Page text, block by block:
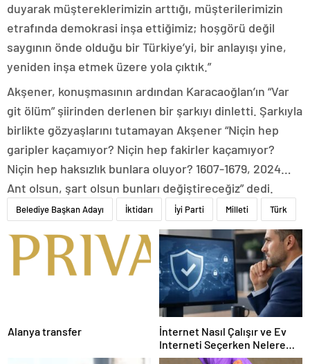
duyarak müştereklerimizin arttığı, müşterilerimizin
etrafında demokrasi inşa ettiğimiz; hoşgörü değil
saygının önde olduğu bir Türkiye’yi, bir anlayışı yine,
yeniden inşa etmek üzere yola çıktık.”
Akşener, konuşmasının ardından Karacaoğlan’ın “Var
git ölüm” şiirinden derlenen bir şarkıyı dinletti. Şarkıyla
birlikte gözyaşlarını tutamayan Akşener “Niçin hep
garipler kaçamıyor? Niçin hep fakirler kaçamıyor?
Niçin hep haksızlık bunlara oluyor? 1607-1679, 2024…
Ant olsun, şart olsun bunları değiştireceğiz” dedi.
Belediye Başkan Adayı İktidarı İyi Parti Milleti Türk
Alanya transfer
İnternet Nasıl Çalışır ve Ev
Interneti Seçerken Nelere
Dikkat Etmelisiniz